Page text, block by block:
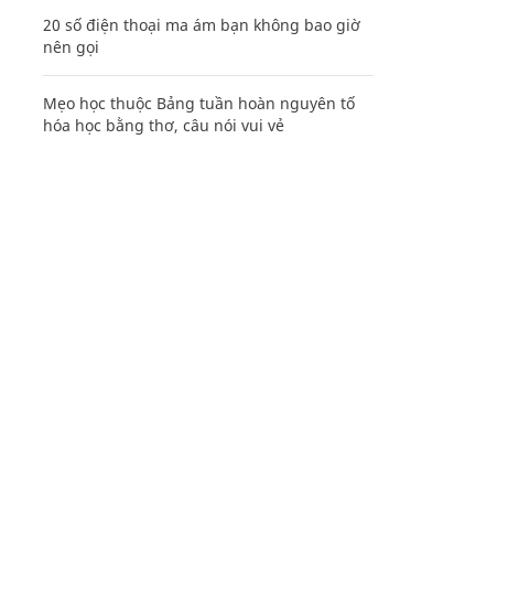
20 số điện thoại ma ám bạn không bao giờ
nên gọi
Mẹo học thuộc Bảng tuần hoàn nguyên tố
hóa học bằng thơ, câu nói vui vẻ